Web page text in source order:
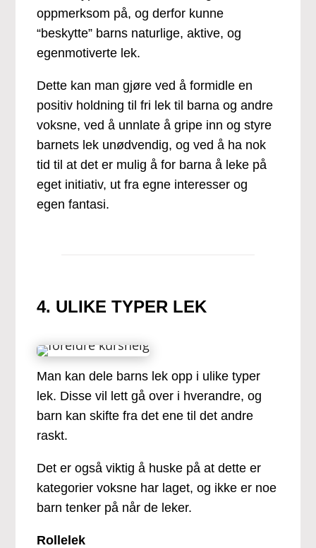
oppmerksom på, og derfor kunne
“beskytte” barns naturlige, aktive, og
egenmotiverte lek.
Dette kan man gjøre ved å formidle en
positiv holdning til fri lek til barna og andre
voksne, ved å unnlate å gripe inn og styre
barnets lek unødvendig, og ved å ha nok
tid til at det er mulig å for barna å leke på
eget initiativ, ut fra egne interesser og
egen fantasi.
4. ULIKE TYPER LEK
Man kan dele barns lek opp i ulike typer
lek. Disse vil lett gå over i hverandre, og
barn kan skifte fra det ene til det andre
raskt.
Det er også viktig å huske på at dette er
kategorier voksne har laget, og ikke er noe
barn tenker på når de leker.
Rollelek